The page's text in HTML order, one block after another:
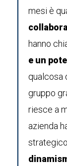
mesi è
hanno
e un
qualcosa
gruppo
riesce a
azienda